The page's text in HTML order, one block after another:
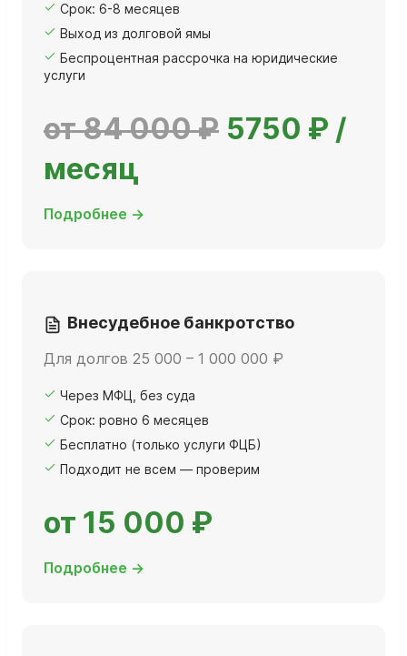
Срок: 6-8 месяцев
Выход из долговой ямы
Беспроцентная рассрочка на юридические
услуги
от 84 000 ₽ 5750 ₽ /
месяц
Подробнее →
Внесудебное банкротство
Для долгов 25 000 – 1 000 000 ₽
Через МФЦ, без суда
Срок: ровно 6 месяцев
Бесплатно (только услуги ФЦБ)
Подходит не всем — проверим
от 15 000 ₽
Подробнее →